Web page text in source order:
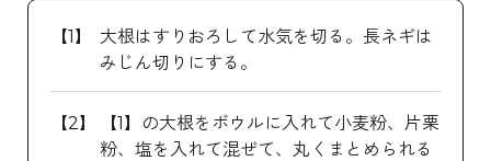
大根はすりおろして水気を切る。長ネギは
みじん切りにする。
【1】の大根をボウルに入れて小麦粉、片栗
粉、塩を入れて混ぜて、丸くまとめられる